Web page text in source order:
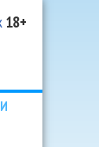
18+